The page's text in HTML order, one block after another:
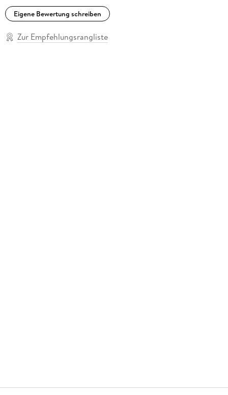
veröffentlichte, wurde inzwischen bei Sealion Press neu
aufgelegt. Zurzeit wohnt er in Aberystwyth, während seine
Eigene Bewertung schreiben
Zur Empfehlungsrangliste